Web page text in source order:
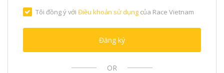
Tôi đồng ý với Điều khoản sử dụngcủa Race Vietnam
Đăng ký
OR